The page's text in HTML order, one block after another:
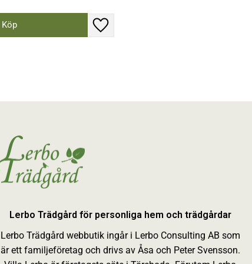
Lägg till i favoriter
Lerbo Trädgård för personliga hem och trädgårdar
Lerbo Trädgård webbutik ingår i Lerbo Consulting AB som
är ett familjeföretag och drivs av Åsa och Peter Svensson.